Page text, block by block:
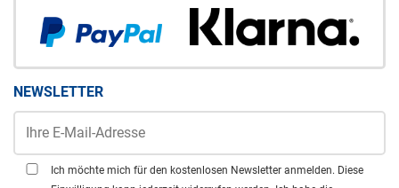
NEWSLETTER
Ich möchte mich für den kostenlosen Newsletter anmelden. Diese